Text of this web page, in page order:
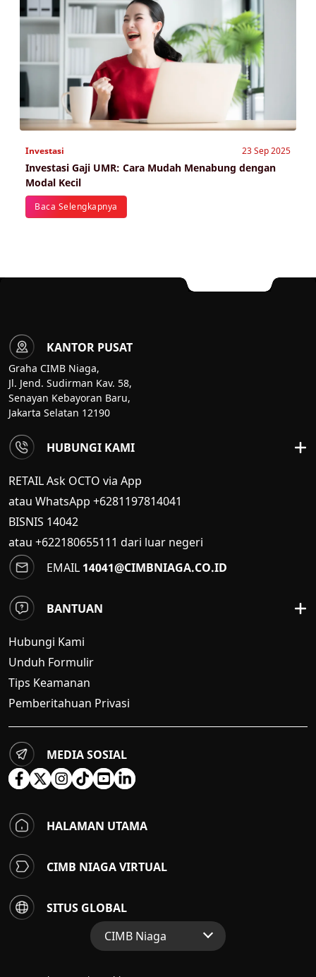
Investasi 23 Sep 2025
Investasi Gaji UMR: Cara Mudah Menabung dengan
Modal Kecil
Baca Selengkapnya
KANTOR PUSAT
Graha CIMB Niaga,
Jl. Jend. Sudirman Kav. 58,
Senayan Kebayoran Baru,
Jakarta Selatan 12190
HUBUNGI KAMI
RETAIL Ask OCTO via App
atau WhatsApp +6281197814041
BISNIS 14042
atau +622180655111 dari luar negeri
EMAIL 14041@CIMBNIAGA.CO.ID
BANTUAN
Hubungi Kami
Unduh Formulir
Tips Keamanan
Pemberitahuan Privasi
MEDIA SOSIAL
HALAMAN UTAMA
CIMB NIAGA VIRTUAL
SITUS GLOBAL
CIMB Niaga